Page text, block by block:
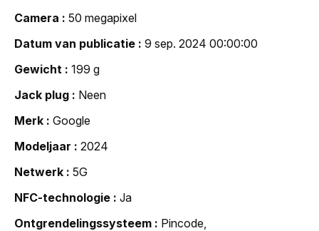
Camera
50 megapixel
Datum van publicatie
9 sep. 2024 00:00:00
Gewicht
199 g
Jack plug
Neen
Merk
Google
Modeljaar
2024
Netwerk
5G
NFC-technologie
Ja
Ontgrendelingssysteem
Pincode,